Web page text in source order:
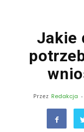
Jakie
Przez Redakcja -